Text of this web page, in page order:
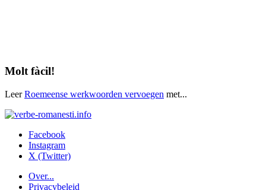
Molt fàcil!
LeerRoemeense werkwoorden vervoegen met...
Facebook
Instagram
X (Twitter)
Over...
Privacybeleid